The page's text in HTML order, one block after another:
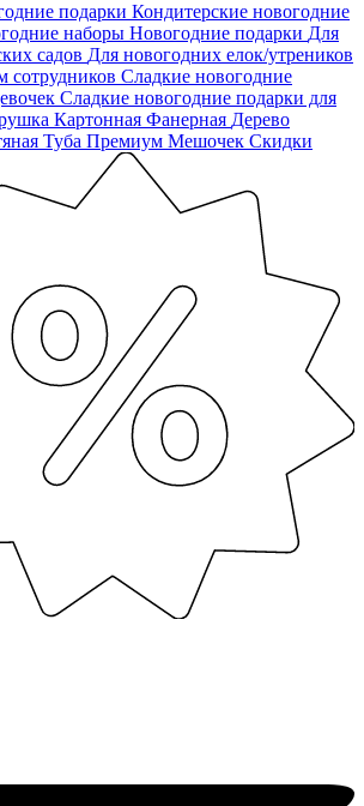
подарки Кондитерские новогодние
наборы Новогодние подарки Для
садов Для новогодних елок/утреников
сотрудников Сладкие новогодние
Сладкие новогодние подарки для
Картонная Фанерная Дерево
Туба Премиум Мешочек Скидки